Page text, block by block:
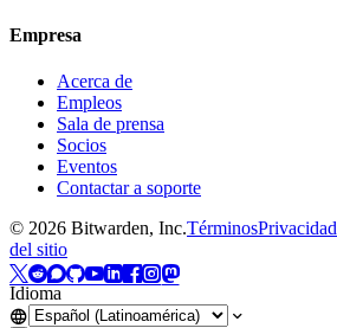
Empresa
Acerca de
Empleos
Sala de prensa
Socios
Eventos
Contactar a soporte
© 2026 Bitwarden, Inc.TérminosPrivacidad
del sitio
Idioma